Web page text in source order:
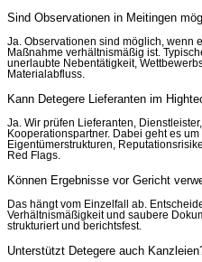
Sind Observationen in Meitingen
Ja. Observationen sind möglich, wenn
Maßnahme verhältnismäßig ist.
unerlaubte Nebentätigkeit,
Materialabfluss.
Kann Detegere Lieferanten im
Ja. Wir prüfen Lieferanten,
Kooperationspartner. Dabei geht es
Eigentümerstrukturen,
Red Flags.
Können Ergebnisse vor Gericht
Das hängt vom Einzelfall ab.
Verhältnismäßigkeit und saubere
strukturiert und berichtsfest.
Unterstützt Detegere auch